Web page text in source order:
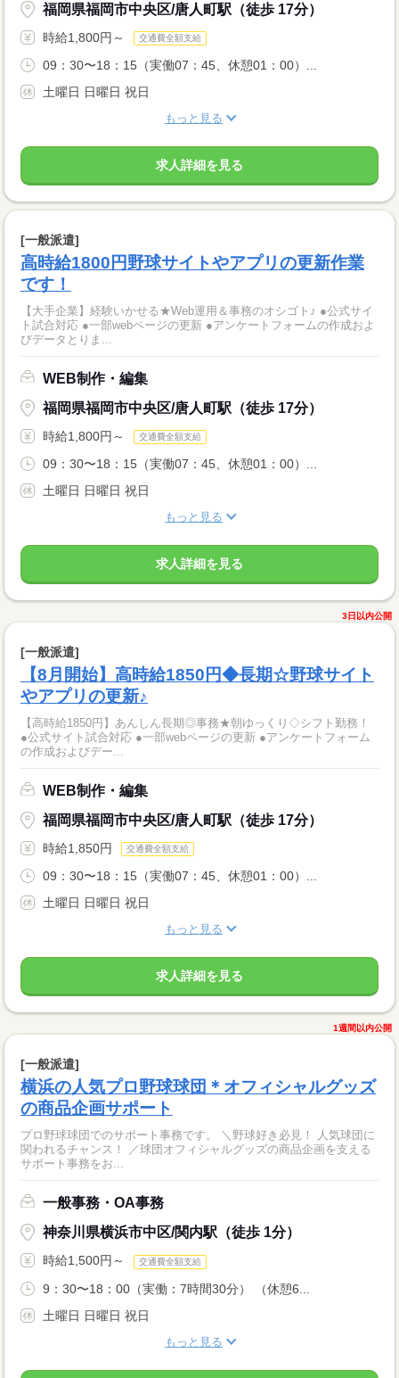
福岡県福岡市中央区/唐人町駅（徒歩 17分）
時給1,800円～ 交通費全額支給
09：30〜18：15（実働07：45、休憩01：00）...
土曜日 日曜日 祝日
もっと見る
求人詳細を見る
[一般派遣]
高時給1800円野球サイトやアプリの更新作業
です！
【大手企業】経験いかせる★Web運用＆事務のオシゴト♪ ●公式サイ
ト試合対応 ●一部webページの更新 ●アンケートフォームの作成およ
びデータとりま...
WEB制作・編集
福岡県福岡市中央区/唐人町駅（徒歩 17分）
時給1,800円～ 交通費全額支給
09：30〜18：15（実働07：45、休憩01：00）...
土曜日 日曜日 祝日
もっと見る
求人詳細を見る
3日以内公開
[一般派遣]
【8月開始】高時給1850円◆長期☆野球サイト
やアプリの更新♪
【高時給1850円】あんしん長期◎事務★朝ゆっくり◇シフト勤務！
●公式サイト試合対応 ●一部webページの更新 ●アンケートフォーム
の作成およびデー...
WEB制作・編集
福岡県福岡市中央区/唐人町駅（徒歩 17分）
時給1,850円 交通費全額支給
09：30〜18：15（実働07：45、休憩01：00）...
土曜日 日曜日 祝日
もっと見る
求人詳細を見る
1週間以内公開
[一般派遣]
横浜の人気プロ野球球団＊オフィシャルグッズ
の商品企画サポート
プロ野球球団でのサポート事務です。 ＼野球好き必見！ 人気球団に
関われるチャンス！ ／球団オフィシャルグッズの商品企画を支える
サポート事務をお...
一般事務・OA事務
神奈川県横浜市中区/関内駅（徒歩 1分）
時給1,500円～ 交通費全額支給
9：30〜18：00（実働：7時間30分） （休憩6...
土曜日 日曜日 祝日
もっと見る